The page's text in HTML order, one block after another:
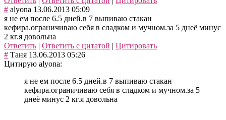
# alyona 13.06.2013 05:09
я не ем после 6.5 дней.в 7 выпиваю стакан
кефира.ограничиваю себя в сладком и мучном.за 5 днеё минус
2 кг.я довольна
Ответить | Ответить с цитатой | Цитировать
# Таня 13.06.2013 05:26
Цитирую alyona:
я не ем после 6.5 дней.в 7 выпиваю стакан
кефира.ограничиваю себя в сладком и мучном.за 5
днеё минус 2 кг.я довольна